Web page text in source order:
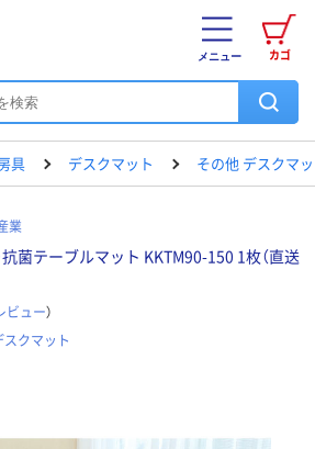
カゴ
メニュー
具 デスクマット その他 デスクマ
業
菌テーブルマット KKTM90-150 1枚（直送
ビュー）
スクマット